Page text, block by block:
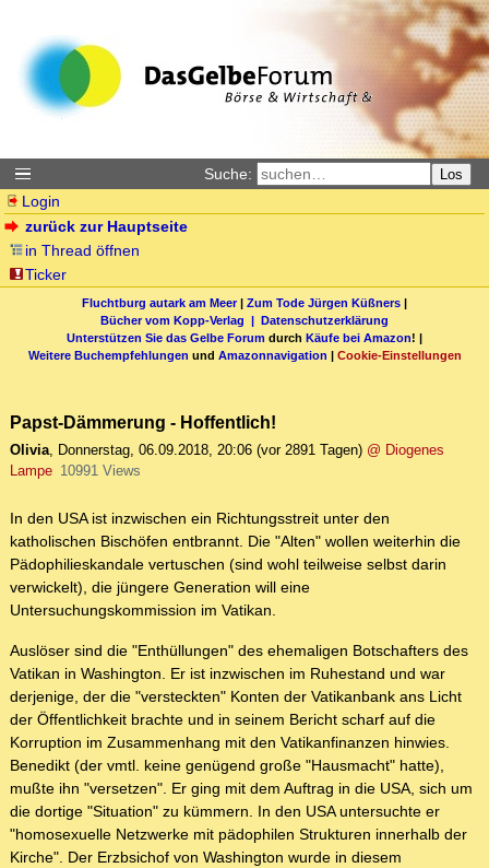
Suche: Los
Login
zurück zur Hauptseite
in Thread öffnen
Ticker
Fluchtburg autark am Meer| Zum Tode Jürgen Küßners |
Bücher vom Kopp-Verlag | Datenschutzerklärung
Unterstützen Sie das Gelbe Forum durch Käufe bei Amazon! |
Weitere Buchempfehlungen und Amazonnavigation | Cookie-Einstellungen
Papst-Dämmerung - Hoffentlich!
Olivia, Donnerstag, 06.09.2018, 20:06 (vor 2891 Tagen) @ Diogenes
Lampe 10991 Views
In den USA ist inzwischen ein Richtungsstreit unter den
katholischen Bischöfen entbrannt. Die "Alten" wollen weiterhin die
Pädophilieskandale vertuschen (sind wohl teilweise selbst darin
verwickelt), die jüngere Generation will eine
Untersuchungskommission im Vatikan.
Auslöser sind die "Enthüllungen" des ehemaligen Botschafters des
Vatikan in Washington. Er ist inzwischen im Ruhestand und war
derjenige, der die "versteckten" Konten der Vatikanbank ans Licht
der Öffentlichkeit brachte und in seinem Bericht scharf auf die
Korruption im Zusammenhang mit den Vatikanfinanzen hinwies.
Benedikt (der vmtl. keine genügend große "Hausmacht" hatte),
mußte ihn "versetzen". Er ging mit dem Auftrag in die USA, sich um
die dortige "Situation" zu kümmern. In den USA untersuchte er
"homosexuelle Netzwerke mit pädophilen Strukturen innerhalb der
Kirche". Der Erzbsichof von Washington wurde in diesem